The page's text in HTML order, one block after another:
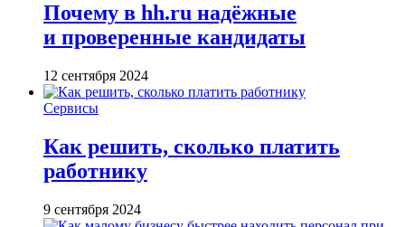
Почему в hh.ru надёжные
и проверенные кандидаты
12 сентября 2024
Сервисы
Как решить, сколько платить
работнику
9 сентября 2024